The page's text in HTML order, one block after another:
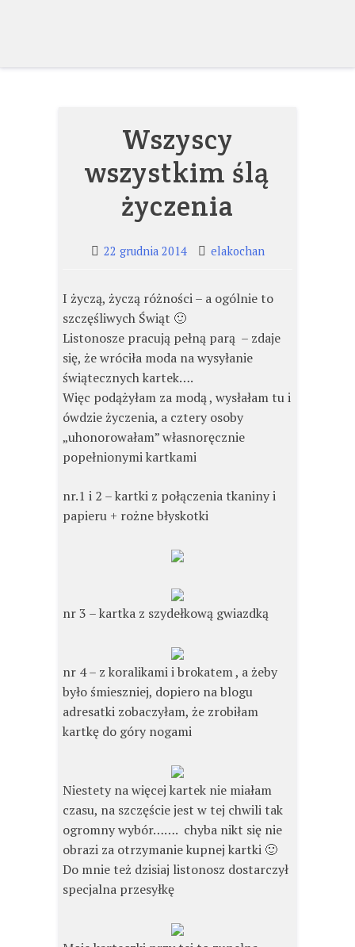
Wszyscy
wszystkim ślą
życzenia
22 grudnia 2014 elakochan
I życzą, życzą różności – a ogólnie to
szczęśliwych Świąt 🙂
Listonosze pracują pełną parą – zdaje
się, że wróciła moda na wysyłanie
świątecznych kartek….
Więc podążyłam za modą , wysłałam tu i
ówdzie życzenia, a cztery osoby
„uhonorowałam” własnoręcznie
popełnionymi kartkami
nr.1 i 2 – kartki z połączenia tkaniny i
papieru + rożne błyskotki
nr 3 – kartka z szydełkową gwiazdką
nr 4 – z koralikami i brokatem , a żeby
było śmieszniej, dopiero na blogu
adresatki zobaczyłam, że zrobiłam
kartkę do góry nogami
Niestety na więcej kartek nie miałam
czasu, na szczęście jest w tej chwili tak
ogromny wybór……. chyba nikt się nie
obrazi za otrzymanie kupnej kartki 🙂
Do mnie też dzisiaj listonosz dostarczył
specjalna przesyłkę